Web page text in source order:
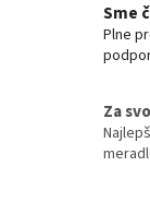
Sme
Plne
Za